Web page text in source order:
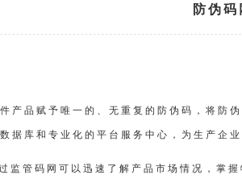
防伪
产品赋予唯一的、无重复的防伪码，将防
据库和专业化的平台服务中心，为生产企
监管码网可以迅速了解产品市场情况，掌握